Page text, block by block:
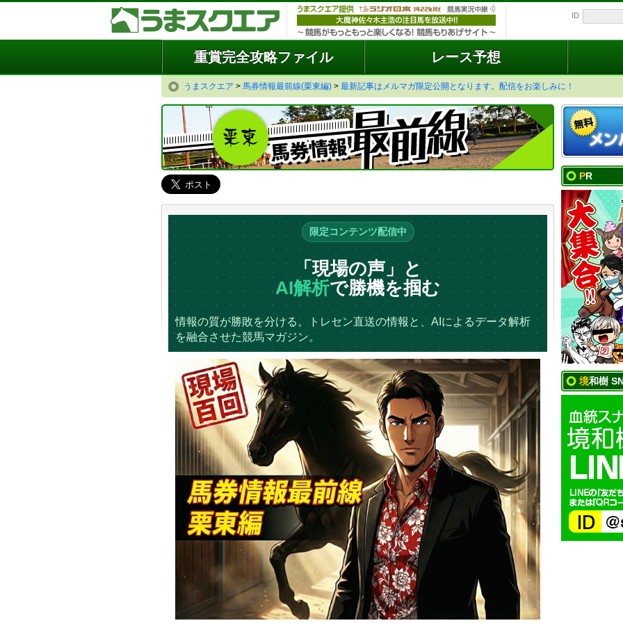
ID
重賞完全攻略ファイル レース予想
うまスクエア > 馬券情報最前線(栗東編) > 最新記事はメルマガ限定公開となります。配信をお楽しみに！
限定コンテンツ配信中
「現場の声」と
AI解析で勝機を掴む
情報の質が勝敗を分ける。トレセン直送の情報と、AIによるデータ解析
を融合させた競馬マガジン。
PR
境和樹